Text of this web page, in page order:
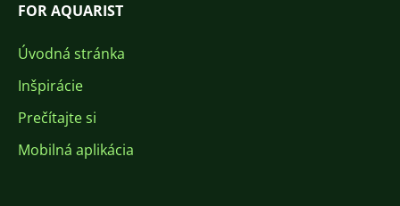
FOR AQUARIST
Úvodná stránka
Inšpirácie
Prečítajte si
Mobilná aplikácia